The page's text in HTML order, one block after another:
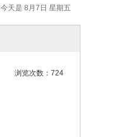
今天是 8月7日 星期五
浏览次数：724